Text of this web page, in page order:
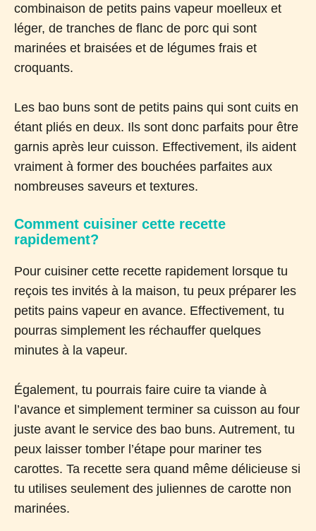
combinaison de petits pains vapeur moelleux et
léger, de tranches de flanc de porc qui sont
marinées et braisées et de légumes frais et
croquants.
Les bao buns sont de petits pains qui sont cuits en
étant pliés en deux. Ils sont donc parfaits pour être
garnis après leur cuisson. Effectivement, ils aident
vraiment à former des bouchées parfaites aux
nombreuses saveurs et textures.
Comment cuisiner cette recette
rapidement?
Pour cuisiner cette recette rapidement lorsque tu
reçois tes invités à la maison, tu peux préparer les
petits pains vapeur en avance. Effectivement, tu
pourras simplement les réchauffer quelques
minutes à la vapeur.
Également, tu pourrais faire cuire ta viande à
l’avance et simplement terminer sa cuisson au four
juste avant le service des bao buns. Autrement, tu
peux laisser tomber l’étape pour mariner tes
carottes. Ta recette sera quand même délicieuse si
tu utilises seulement des juliennes de carotte non
marinées.